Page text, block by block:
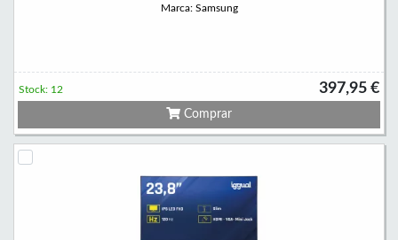
Marca: Samsung
397,95 €
Stock: 12
Comprar